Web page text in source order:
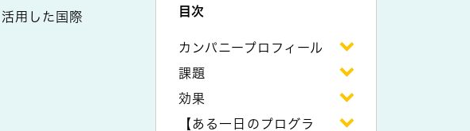
目次
カンパニープロフィール
課題
効果
【ある一日のプログラ
用した国際